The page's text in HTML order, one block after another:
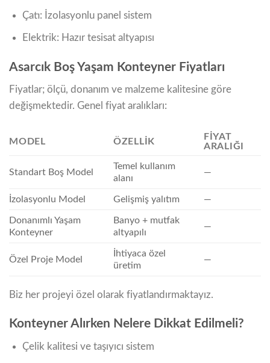
Çatı: İzolasyonlu panel sistem
Elektrik: Hazır tesisat altyapısı
Asarcık Boş Yaşam Konteyner Fiyatları
Fiyatlar; ölçü, donanım ve malzeme kalitesine göre
değişmektedir. Genel fiyat aralıkları:
MODEL ÖZELLIK
FIYAT
ARALIĞI
Standart Boş Model
Temel kullanım
alanı
—
İzolasyonlu Model Gelişmiş yalıtım —
Donanımlı Yaşam
Konteyner
Banyo + mutfak
altyapılı
—
Özel Proje Model
İhtiyaca özel
üretim
—
Biz her projeyi özel olarak fiyatlandırmaktayız.
Konteyner Alırken Nelere Dikkat Edilmeli?
Çelik kalitesi ve taşıyıcı sistem